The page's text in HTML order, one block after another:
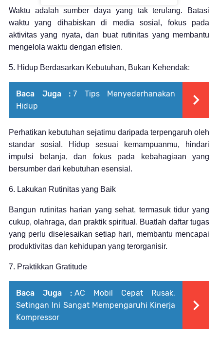
Waktu adalah sumber daya yang tak terulang. Batasi
waktu yang dihabiskan di media sosial, fokus pada
aktivitas yang nyata, dan buat rutinitas yang membantu
mengelola waktu dengan efisien.
5. Hidup Berdasarkan Kebutuhan, Bukan Kehendak:
Baca Juga : 7 Tips Menyederhanakan
Hidup
Perhatikan kebutuhan sejatimu daripada terpengaruh oleh
standar sosial. Hidup sesuai kemampuanmu, hindari
impulsi belanja, dan fokus pada kebahagiaan yang
bersumber dari kebutuhan esensial.
6. Lakukan Rutinitas yang Baik
Bangun rutinitas harian yang sehat, termasuk tidur yang
cukup, olahraga, dan praktik spiritual. Buatlah daftar tugas
yang perlu diselesaikan setiap hari, membantu mencapai
produktivitas dan kehidupan yang terorganisir.
7. Praktikkan Gratitude
Baca Juga : AC Mobil Cepat Rusak,
Setingan Ini Sangat Mempengaruhi Kinerja
Kompressor